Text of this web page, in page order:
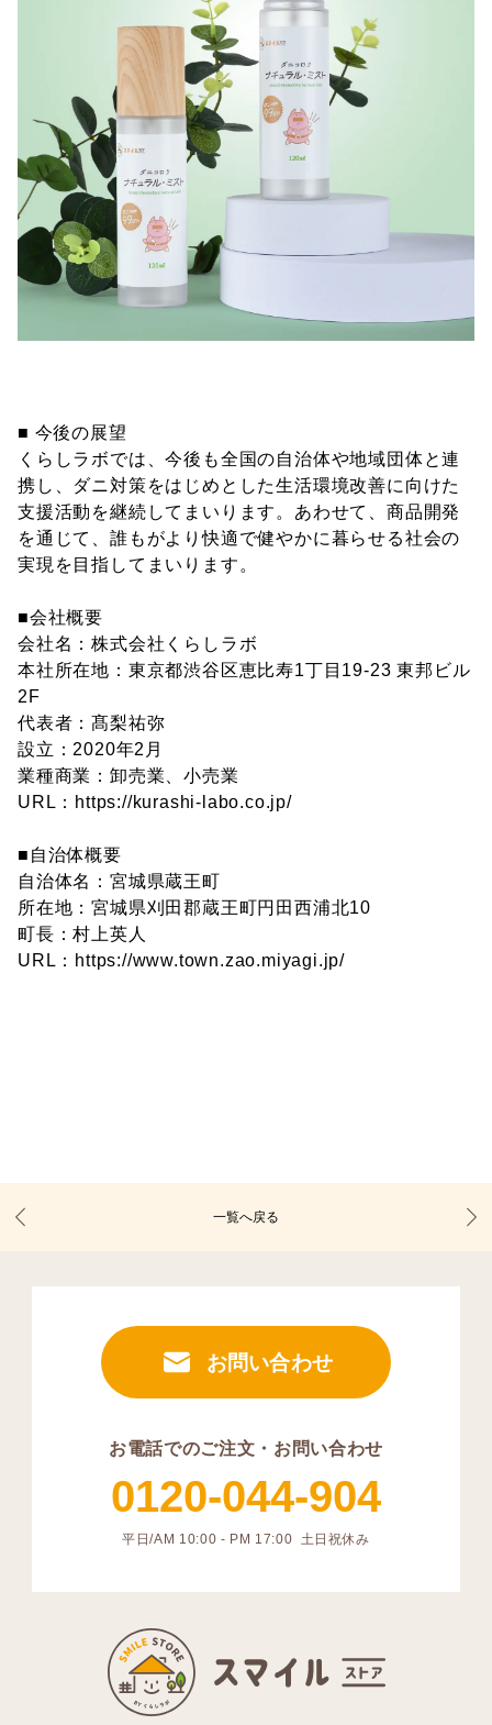
■ 今後の展望
くらしラボでは、今後も全国の自治体や地域団体と連
携し、ダニ対策をはじめとした生活環境改善に向けた
支援活動を継続してまいります。あわせて、商品開発
を通じて、誰もがより快適で健やかに暮らせる社会の
実現を目指してまいります。
■会社概要
会社名：株式会社くらしラボ
本社所在地：東京都渋谷区恵比寿1丁目19-23 東邦ビル
2F
代表者：髙梨祐弥
設立：2020年2月
業種商業：卸売業、小売業
URL： https://kurashi-labo.co.jp/
■自治体概要
自治体名：宮城県蔵王町
所在地：宮城県刈田郡蔵王町円田西浦北10
町長：村上英人
URL： https://www.town.zao.miyagi.jp/
一覧へ戻る
お問い合わせ
お電話でのご注文・お問い合わせ
0120-044-904
平日/AM 10:00 - PM 17:00 土日祝休み